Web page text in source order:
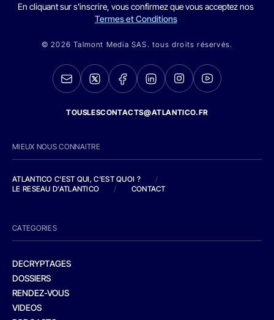
En cliquant sur s'inscrire, vous confirmez que vous acceptez nos
Termes et Conditions
© 2026 Talmont Media SAS. tous droits réservés.
TOUSLESCONTACTS@ATLANTICO.FR
MIEUX NOUS CONNAITRE
ATLANTICO C'EST QUI, C'EST QUOI ?
/
LE RESEAU D'ATLANTICO
/ CONTACT
CATEGORIES
DECRYPTAGES
DOSSIERS
RENDEZ-VOUS
VIDEOS